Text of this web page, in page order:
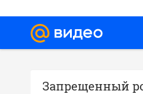
Запрещенный